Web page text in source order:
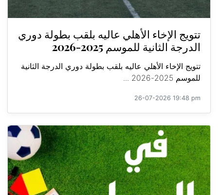
تتويج الإخاء الأهلي عاليه بلقب بطولة دوري
الدرجة الثانية للموسم 2025-2026
تتويج الإخاء الأهلي عاليه بلقب بطولة دوري الدرجة الثانية
للموسم 2025-2026 ...
26-07-2026 19:48 pm